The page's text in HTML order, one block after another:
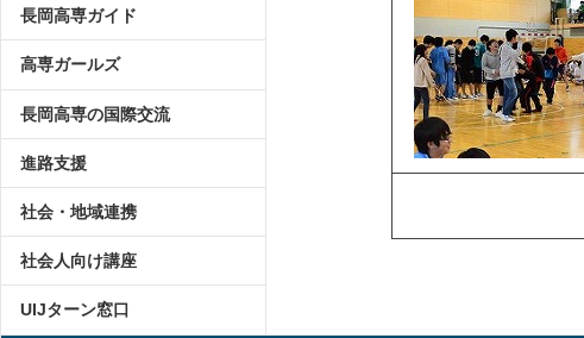
長岡高専ガイド
高専ガールズ
長岡高専の国際交流
進路支援
社会・地域連携
社会人向け講座
UIJターン窓口